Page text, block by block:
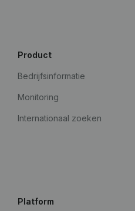
Product
Bedrijfsinformatie
Monitoring
Internationaal zoeken
Platform